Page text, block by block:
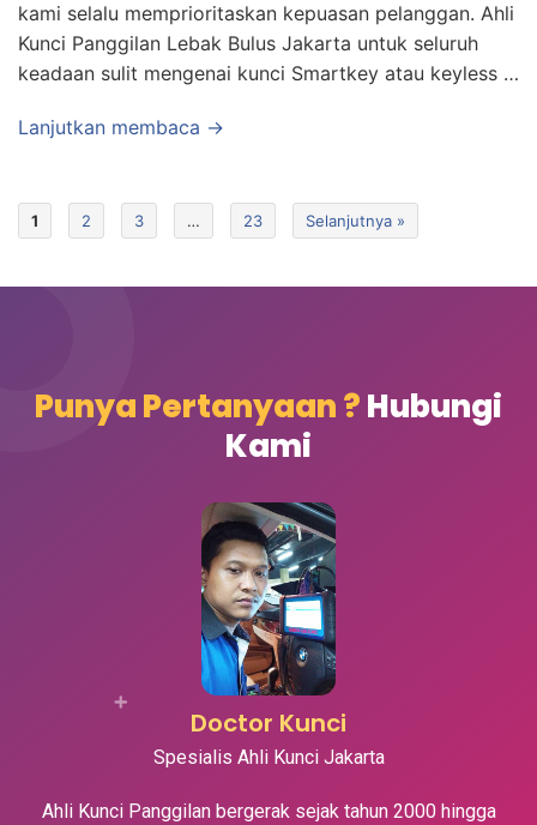
kami selalu memprioritaskan kepuasan pelanggan. Ahli
Kunci Panggilan Lebak Bulus Jakarta untuk seluruh
keadaan sulit mengenai kunci Smartkey atau keyless …
Lanjutkan membaca →
1 2 3 … 23 Selanjutnya »
Punya Pertanyaan ?Hubungi
Kami
Doctor Kunci
Spesialis Ahli Kunci Jakarta
Ahli Kunci Panggilan bergerak sejak tahun 2000 hingga